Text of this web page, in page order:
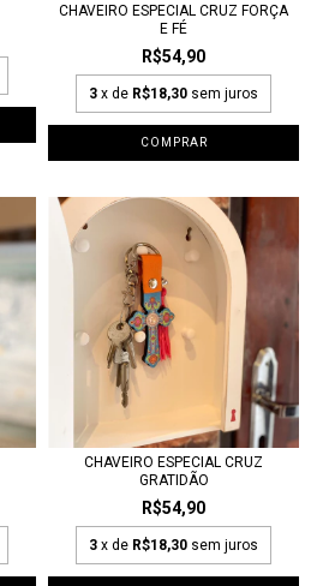
CHAVEIRO ESPECIAL CRUZ FORÇA
E FÉ
R$54,90
3 x de R$18,30 sem juros
CHAVEIRO ESPECIAL CRUZ
GRATIDÃO
R$54,90
3 x de R$18,30 sem juros